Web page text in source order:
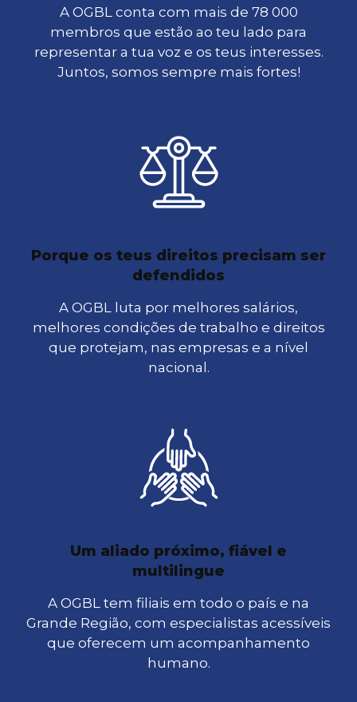
A OGBL conta com mais de 78 000
membros que estão ao teu lado para
representar a tua voz e os teus interesses.
Juntos, somos sempre mais fortes!
Porque os teus direitos precisam ser
defendidos
A OGBL luta por melhores salários,
melhores condições de trabalho e direitos
que protejam, nas empresas e a nível
nacional.
Um aliado próximo, fiável e
multilingue
A OGBL tem filiais em todo o país e na
Grande Região, com especialistas acessíveis
que oferecem um acompanhamento
humano.